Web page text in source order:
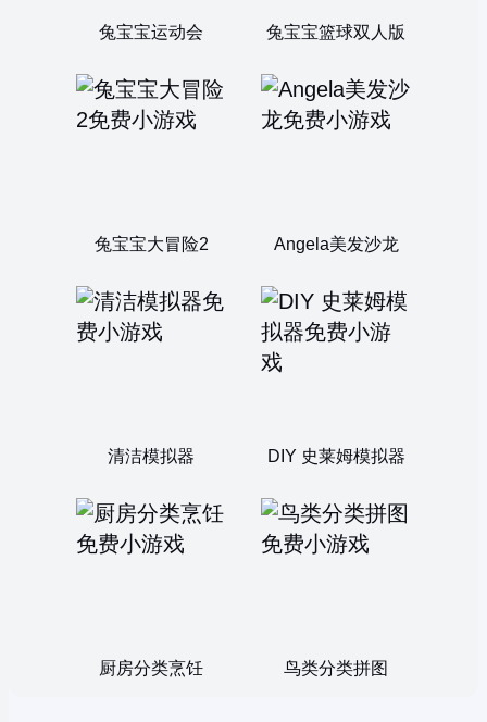
兔宝宝运动会 兔宝宝篮球双人版
兔宝宝大冒险2 Angela美发沙龙
清洁模拟器 DIY 史莱姆模拟器
厨房分类烹饪 鸟类分类拼图